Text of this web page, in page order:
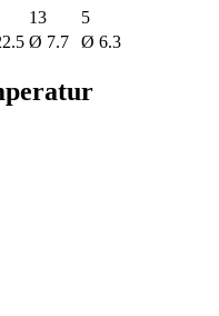
13
5
Ø 7.7 Ø 6.3